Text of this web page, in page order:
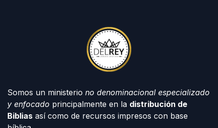
Somos un ministerio no denominacional especializado
y enfocado principalmente en la distribución de
Biblias así como de recursos impresos con base